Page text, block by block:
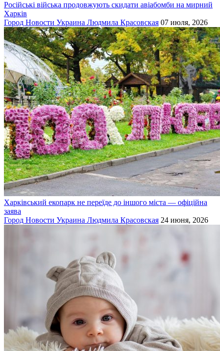
Російські війська продовжують скидати авіабомби на мирний
Харків
Город Новости Украина Людмила Красовская 07 июля, 2026
Харківський екопарк не переїде до іншого міста — офіційна
заява
Город Новости Украина Людмила Красовская 24 июня, 2026